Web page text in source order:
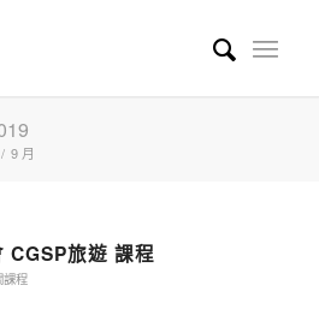
/ 9 月
CGSP旅遊 課程
課程